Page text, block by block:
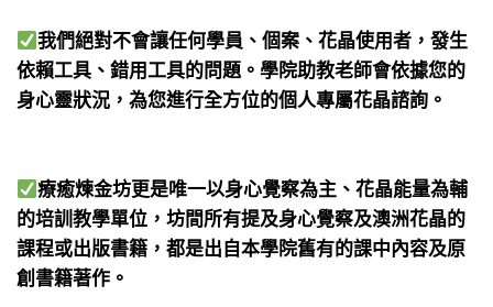
我們絕對不會讓任何學員、個案、花晶使用者，發生
依賴工具、錯用工具的問題。學院助教老師會依據您的
身心靈狀況，為您進行全方位的個人專屬花晶諮詢。
療癒煉金坊更是唯一以身心覺察為主、花晶能量為輔
的培訓教學單位，坊間所有提及身心覺察及澳洲花晶的
課程或出版書籍，都是出自本學院舊有的課中內容及原
創書籍著作。